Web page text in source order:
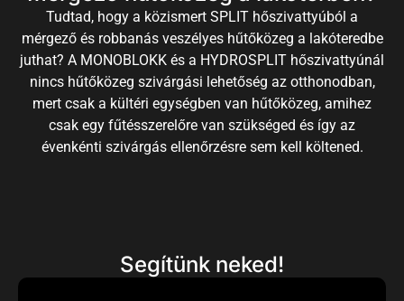
Tudtad, hogy a közismert SPLIT hőszivattyúból a
mérgező és robbanás veszélyes hűtőközeg a lakóteredbe
juthat? A MONOBLOKK és a HYDROSPLIT hőszivattyúnál
nincs hűtőközeg szivárgási lehetőség az otthonodban,
mert csak a kültéri egységben van hűtőközeg, amihez
csak egy fűtésszerelőre van szükséged és így az
évenkénti szivárgás ellenőrzésre sem kell költened.
Segítünk neked!